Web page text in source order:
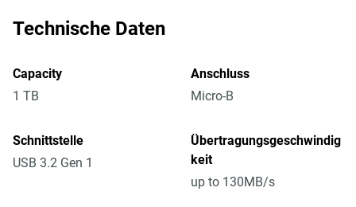
Technische Daten
Capacity
1 TB
Anschluss
Micro-B
Schnittstelle
USB 3.2 Gen 1
Übertragungsgeschwindig
keit
up to 130MB/s